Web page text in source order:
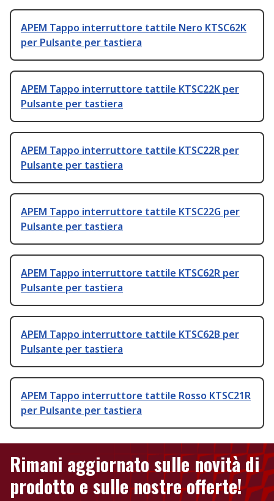
APEM Tappo interruttore tattile Nero KTSC62K
per Pulsante per tastiera
APEM Tappo interruttore tattile KTSC22K per
Pulsante per tastiera
APEM Tappo interruttore tattile KTSC22R per
Pulsante per tastiera
APEM Tappo interruttore tattile KTSC22G per
Pulsante per tastiera
APEM Tappo interruttore tattile KTSC62R per
Pulsante per tastiera
APEM Tappo interruttore tattile KTSC62B per
Pulsante per tastiera
APEM Tappo interruttore tattile Rosso KTSC21R
per Pulsante per tastiera
Rimani aggiornato sulle novità di
prodotto e sulle nostre offerte!